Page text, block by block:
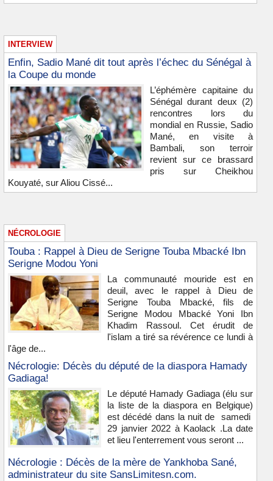
INTERVIEW
Enfin, Sadio Mané dit tout après l’échec du Sénégal à
la Coupe du monde
L’éphémère capitaine du
Sénégal durant deux (2)
rencontres lors du
mondial en Russie, Sadio
Mané, en visite à
Bambali, son terroir
revient sur ce brassard
pris sur Cheikhou
Kouyaté, sur Aliou Cissé...
NÉCROLOGIE
Touba : Rappel à Dieu de Serigne Touba Mbacké Ibn
Serigne Modou Yoni
La communauté mouride est en
deuil, avec le rappel à Dieu de
Serigne Touba Mbacké, fils de
Serigne Modou Mbacké Yoni Ibn
Khadim Rassoul. Cet érudit de
l'islam a tiré sa révérence ce lundi à
l'âge de...
Nécrologie: Décès du député de la diaspora Hamady
Gadiaga!
Le député Hamady Gadiaga (élu sur
la liste de la diaspora en Belgique)
est décédé dans la nuit de samedi
29 janvier 2022 à Kaolack .La date
et lieu l'enterrement vous seront ...
Nécrologie : Décès de la mère de Yankhoba Sané,
administrateur du site SansLimitesn.com.